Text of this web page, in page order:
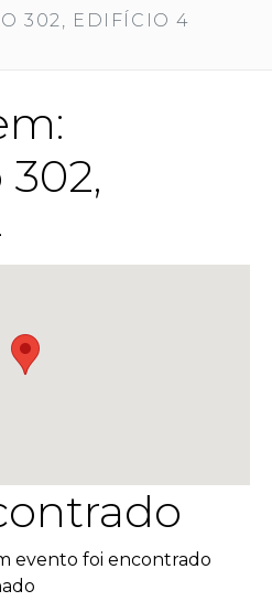
302, EDIFÍCIO 4
evento foi encontrado